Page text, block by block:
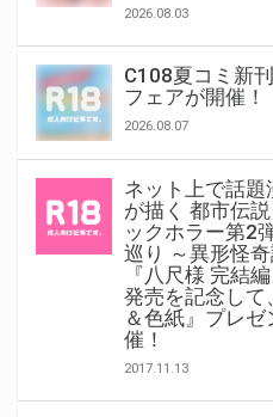
2026.08.03
C108夏コミ新
フェアが開催！
2026.08.07
ネット上で話題
が描く 都市伝
ックホラー第2
巡り ～異形怪奇
『八尺様 完結
発売を記念して
＆色紙』プレ
催！
2017.11.13